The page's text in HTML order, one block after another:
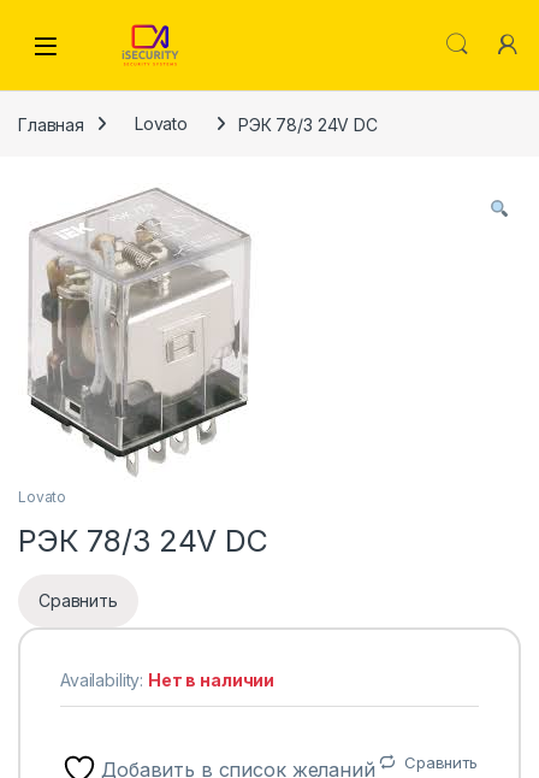
Главная Lovato РЭК 78/3 24V DC
Lovato
РЭК 78/3 24V DC
Сравнить
Availability: Нет в наличии
Добавить в список желаний Сравнить